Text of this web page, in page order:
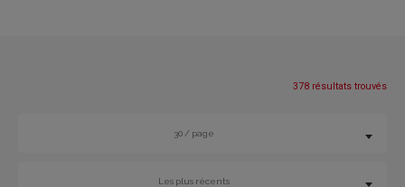
378 résultats trouvés
30 / page
Les plus récents